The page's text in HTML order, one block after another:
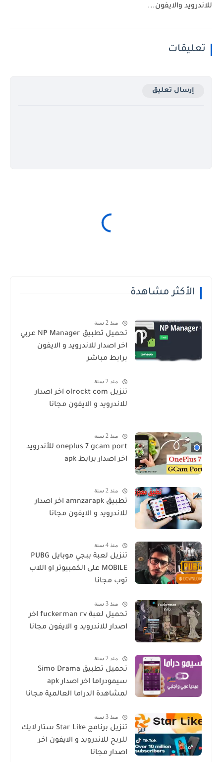
للاندرويد والايفون...
تعليقات
إرسال تعليق
الأكثر مشاهدة
منذ 2 سنة
تحميل تطبيق NP Manager عربي
اخر اصدار للاندرويد و الايفون
برابط مباشر
منذ 2 سنة
تنزيل olrockt com اخر اصدار
للاندرويد و الايفون مجانا
منذ 2 سنة
oneplus 7 gcam port للأندرويد
اخر اصدار برابط apk
منذ 2 سنة
تطبيق amnzarapk اخر اصدار
للاندرويد و الايفون مجانا
منذ 4 سنة
تنزيل لعبة ببجي موبايل PUBG
MOBILE على الكمبيوتر او اللاب
توب مجانا
منذ 3 سنة
تحميل لعبة fuckerman rv اخر
اصدار للاندرويد و الايفون مجانا
منذ 2 سنة
تحميل تطبيق Simo Drama
سيمودراما اخر اصدار apk
لمشاهدة الدراما العالمية مجانا
منذ 3 سنة
تنزيل برنامج Star Like ستار لايك
للربح للاندرويد و الايفون اخر
اصدار مجانا